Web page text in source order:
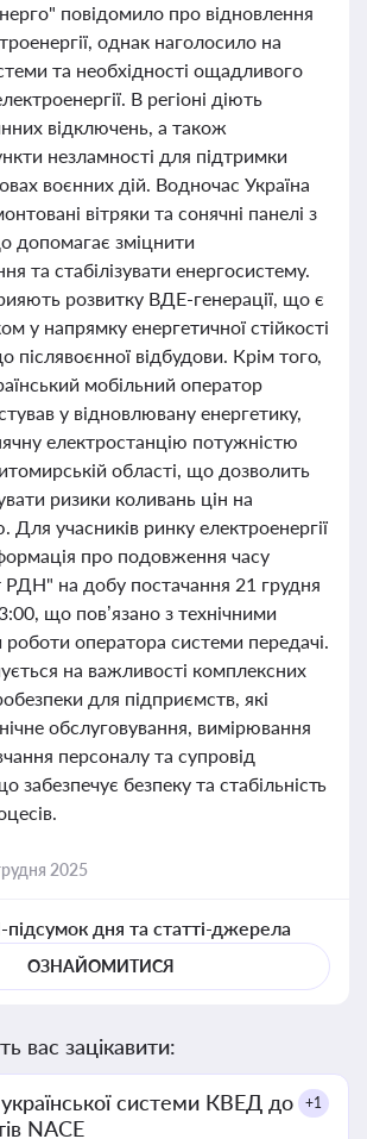
повідомило про відновлення
однак наголосило на
та необхідності ощадливого
В регіоні діють
відключень, а також
незламності для підтримки
воєнних дій. Водночас Україна
вітряки та сонячні панелі з
допомагає зміцнити
та стабілізувати енергосистему.
розвитку ВДЕ-генерації, що є
у напрямку енергетичної стійкості
післявоєнної відбудови. Крім того,
мобільний оператор
у відновлювану енергетику,
електростанцію потужністю
області, що дозволить
ризики коливань цін на
Для учасників ринку електроенергії
про подовження часу
РДН" на добу постачання 21 грудня
що пов’язано з технічними
оператора системи передачі.
на важливості комплексних
для підприємств, які
обслуговування, вимірювання
персоналу та супровід
забезпечує безпеку та стабільність
2025
дня та статті-джерела
ОЗНАЙОМИТИСЯ
вас зацікавити:
системи КВЕД до
NACE
+1